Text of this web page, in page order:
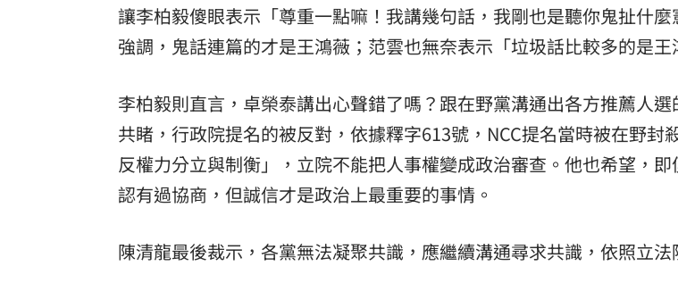
讓李柏毅傻眼表示「尊重一點嘛！我講幾句話，我剛也是聽你鬼扯什
強調，鬼話連篇的才是王鴻薇；范雲也無奈表示「垃圾話比較多的是王
李柏毅則直言，卓榮泰講出心聲錯了嗎？跟在野黨溝通出各方推薦人
共睹，行政院提名的被反對，依據釋字613號，NCC提名當時被在野封
反權力分立與制衡」，立院不能把人事權變成政治審查。他也希望，
認有過協商，但誠信才是政治上最重要的事情。
陳清龍最後裁示，各黨無法凝聚共識，應繼續溝通尋求共識，依照立法